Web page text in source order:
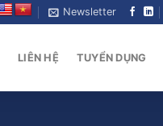
Newsletter
LIÊN HỆ TUYỂN DỤNG